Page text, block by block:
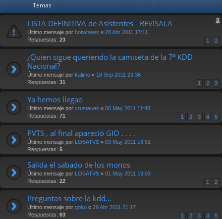
Temas
LISTA DEFINITIVA de Asistentes - REVISALA
Último mensaje por hotwheels « 28 Abr 2011 17:11
Respuestas: 23 1 2
¿Quien sigue queriendo la camiseta de la 7ª KDD
Nacional?
Último mensaje por kalimo « 18 Sep 2011 23:36
Respuestas: 31 1 2 3
Ya hemos llegao
Último mensaje por crustaceo « 06 May 2011 11:48
Respuestas: 71 1 2 3 4 5
PVTS , al final apareció GIO . . . .
Último mensaje por LOBATVS « 03 May 2011 18:51
Respuestas: 5
Salida el sabado de los monos
Último mensaje por LOBATVS « 01 May 2011 19:03
Respuestas: 22 1 2
Preguntas sobre la kdd...
Último mensaje por goku « 29 Abr 2011 21:17
Respuestas: 63 1 2 3 4 5